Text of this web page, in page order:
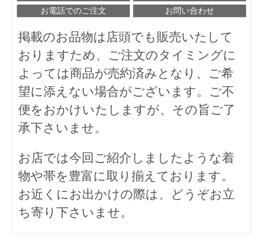
お電話でのご注文
お問い合わせ
掲載のお品物は店頭でも販売いたして
おりますため、ご注文のタイミングに
よっては商品が売約済みとなり、ご希
望に添えない場合がございます。ご不
便をおかけいたしますが、その旨ご了
承下さいませ。
お店では今回ご紹介しましたような着
物や帯を豊富に取り揃えております。
お近くにお出かけの際は、どうぞお立
ち寄り下さいませ。